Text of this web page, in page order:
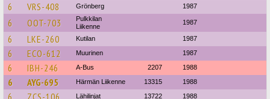
6 VRS-408 Grönberg 1987
6 OOT-703
Pulkkilan
Liikenne
1987
6 LKE-260 Kutilan 1987
6 ECO-612 Muurinen 1987
6 IBH-246 A-Bus 2207 1988
6 AYG-695 Härmän Liikenne 13315 1988
6 ZCS-106 Lähilinjat 13722 1988